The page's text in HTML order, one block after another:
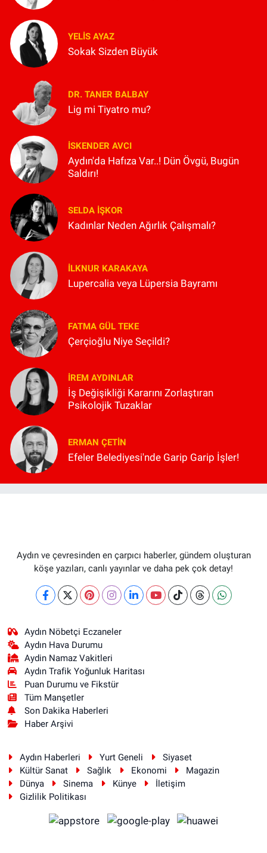
YELIS AYAZ
Sokak Sizden Büyük
DR. TANER BALBAY
Lig mi Tiyatro mu?
İSKENDER AVCI
Aydın'da Hafıza Var..! Dün Övgü, Bugün
Saldırı!
SELDA İŞKOR
Kadınlar Neden Ağırlık Çalışmalı?
İLKNUR KARAKAYA
Lupercalia veya Lüpersia Bayramı
FATMA GÜL TEKE
Çerçioğlu Niye Seçildi?
İREM AYDINLAR
İş Değişikliği Kararını Zorlaştıran
Psikolojik Tuzaklar
ERMAN ÇETIN
Efeler Belediyesi'nde Garip Garip İşler!
Aydın ve çevresinden en çarpıcı haberler, gündem oluşturan
köşe yazıları, canlı yayınlar ve daha pek çok detay!
Aydın Nöbetçi Eczaneler
Aydın Hava Durumu
Aydin Namaz Vakitleri
Aydın Trafik Yoğunluk Haritası
Puan Durumu ve Fikstür
Tüm Manşetler
Son Dakika Haberleri
Haber Arşivi
Aydın Haberleri Yurt Geneli
Siyaset
Kültür Sanat
Sağlık Ekonomi
Magazin
Dünya
Sinema Künye
İletişim
Gizlilik Politikası